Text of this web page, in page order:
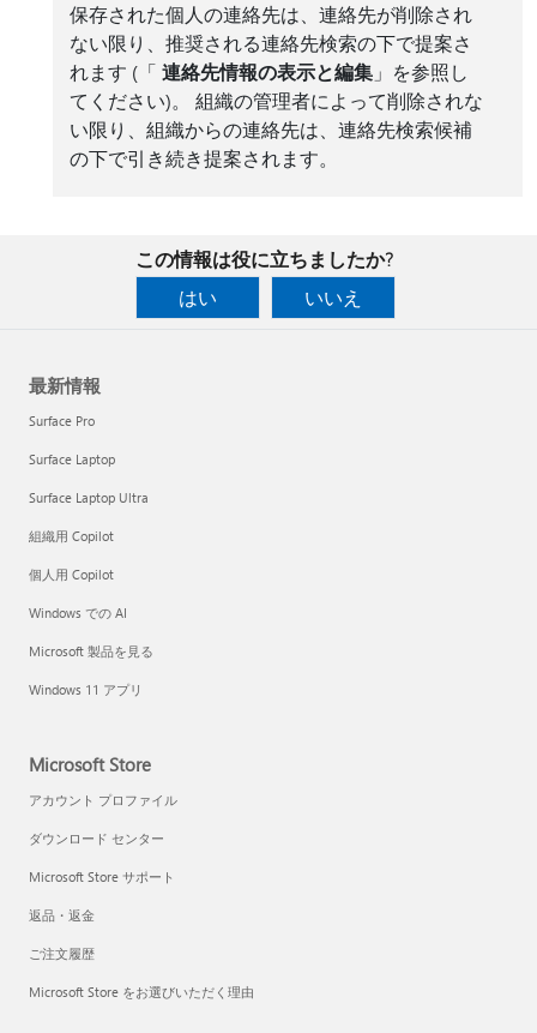
保存された個人の連絡先は、連絡先が削除され
ない限り、推奨される連絡先検索の下で提案さ
れます (「 連絡先情報の表示と編集」を参照し
てください)。 組織の管理者によって削除されな
い限り、組織からの連絡先は、連絡先検索候補
の下で引き続き提案されます。
この情報は役に立ちましたか?
はい
いいえ
最新情報
Surface Pro
Surface Laptop
Surface Laptop Ultra
組織用 Copilot
個人用 Copilot
Windows での AI
Microsoft 製品を見る
Windows 11 アプリ
Microsoft Store
アカウント プロファイル
ダウンロード センター
Microsoft Store サポート
返品・返金
ご注文履歴
Microsoft Store をお選びいただく理由